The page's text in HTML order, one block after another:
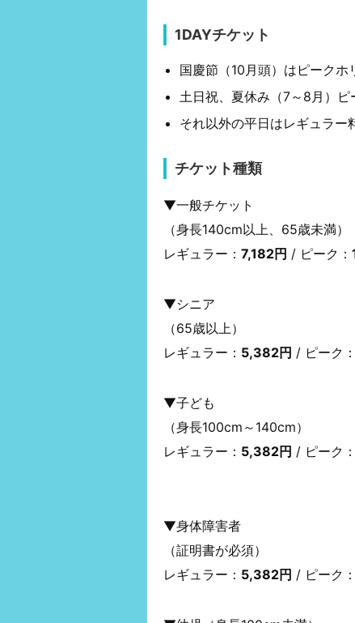
1DAYチケット
国慶節（10月頭）はピークホ
土日祝、夏休み（7～8月）ピ
それ以外の平日はレギュラー
チケット種類
▼一般チケット
（身長140cm以上、65歳未満）
レギュラー： 7,182円 / ピーク：
▼シニア
（65歳以上）
レギュラー： 5,382円 / ピーク：
▼子ども
（身長100cm～140cm）
レギュラー： 5,382円 / ピーク：
▼身体障害者
（証明書が必須）
レギュラー： 5,382円 / ピーク：